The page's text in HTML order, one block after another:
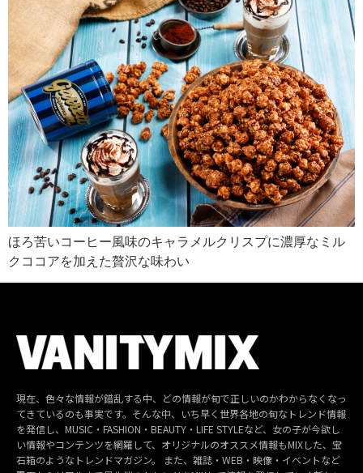
ほろ苦いコーヒー風味のキャラメルクリスプに濃厚なミル
クココアを加えた贅沢な味わい
現在、色々な情報が錯乱する中、どの情報が旬で正しいのかわからなくなっ
てきているのも事実です。そんな中、いち早く世界各地の旬なトレンド情報
を発信し、MUSIC・FASHION・BEAUTY・LIFE STYLEなど、女の子が今欲し
い情報やコンテンツを網羅して、オリジナルのオススメ情報もMIXした、宝
石箱のようなトレンドマガジン。 また、雑誌・WEB・映像・イベントなど